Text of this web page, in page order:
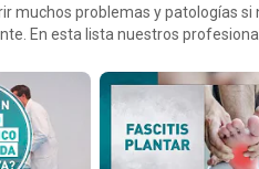
muchos problemas y patologías
En esta lista nuestros